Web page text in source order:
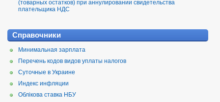
(товарных остатков) при аннулировании свидетельства
плательщика НДС
Справочники
Минимальная зарплата
Перечень кодов видов уплаты налогов
Суточные в Украине
Индекс инфляции
Облікова ставка НБУ